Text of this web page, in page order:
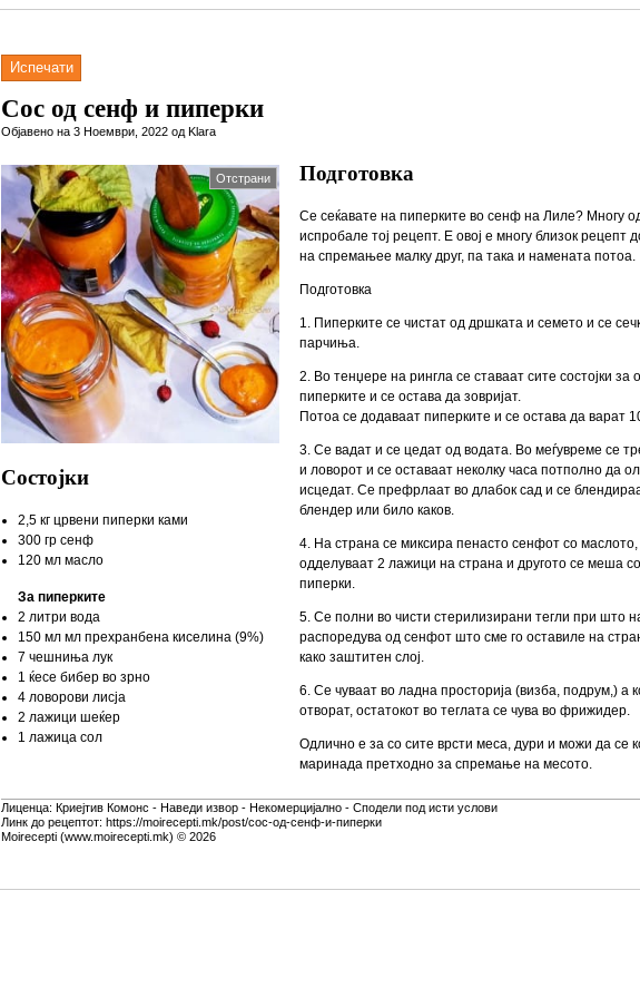
Испечати
Сос од сенф и пиперки
Објавено на 3 Ноември, 2022 од Klara
Отстрани
Состојки
2,5 кг црвени пиперки ками
300 гр сенф
120 мл масло
За пиперките
2 литри вода
150 мл мл прехранбена киселина (9%)
7 чешниња лук
1 ќесе бибер во зрно
4 ловорови лисја
2 лажици шеќер
1 лажица сол
Подготовка
Се сеќавате на пиперките во сенф на Лиле? Многу
испробале тој рецепт. Е овој е многу близок рецепт
на спремањее малку друг, па така и намената потоа.
Подготовка
1. Пиперките се чистат од дршката и семето и се
парчиња.
2. Во тенџере на рингла се ставаат сите состојки за
пиперките и се остава да зовријат.
Потоа се додаваат пиперките и се остава да варат
3. Се вадат и се цедат од водата. Во меѓувреме се
и ловорот и се оставаат неколку часа потполно да
исцедат. Се префрлаат во длабок сад и се
блендер или било каков.
4. На страна се миксира пенасто сенфот со маслото,
одделуваат 2 лажици на страна и другото се меша
пиперки.
5. Се полни во чисти стерилизирани тегли при што
распоредува од сенфот што сме го оставиле на
како заштитен слој.
6. Се чуваат во ладна просторија (визба, подрум,) а
отворат, остатокот во теглата се чува во фрижидер.
Одлично е за со сите врсти меса, дури и можи да се
маринада претходно за спремање на месото.
Лиценца: Криејтив Комонс - Наведи извор - Некомерцијално - Сподели под исти услови
Линк до рецептот: https://moirecepti.mk/post/сос-од-сенф-и-пиперки
Moirecepti (www.moirecepti.mk) © 2026